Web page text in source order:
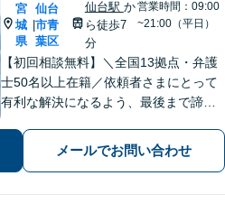
宮
城
県
|
仙台
市青
葉区
仙台駅 か
ら徒歩7
分
営業時間：09:00
~21:00（平日）
【初回相談無料】＼全国13拠点・弁護
士50名以上在籍／依頼者さまにとって
有利な解決になるよう、最後まで諦め
題/相続/交通事故/刑事事件など、ご相
談ください【夜間・休日対応】
メールでお問い合わせ